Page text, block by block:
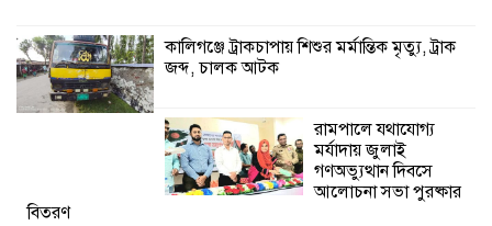
কেন: শহীদ জিসানের বাবার ক্ষোভ
মিলল ইছামতী নদীতে
শ্রীউলা ইউনিয়ন
কালিগঞ্জে ট্রাকচাপায় শিশুর মর্মান্তিক মৃত্যু, ট্রাক
জব্দ, চালক আটক
রামপালে যথাযোগ্য
মর্যাদায় জুলাই
গণঅভ্যুত্থান দিবসে
আলোচনা সভা পুরষ্কার
বিতরণ